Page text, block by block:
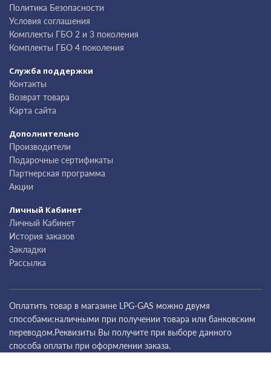
Политика Безопасности
Условия соглашения
Комплекты ГБО 2 и 3 поколения
Комплекты ГБО 4 поколения
Служба поддержки
Контакты
Возврат товара
Карта сайта
Дополнительно
Производители
Подарочные сертификаты
Партнерская программа
Акции
Личный Кабинет
Личный Кабинет
История заказов
Закладки
Рассылка
Оплатить товар в магазине LPG-GAS можно двумя
способами:наличными при получении товара или банковским
переводом.Реквизиты Вы получите при выборе данного
способа оплаты при оформлении заказа.